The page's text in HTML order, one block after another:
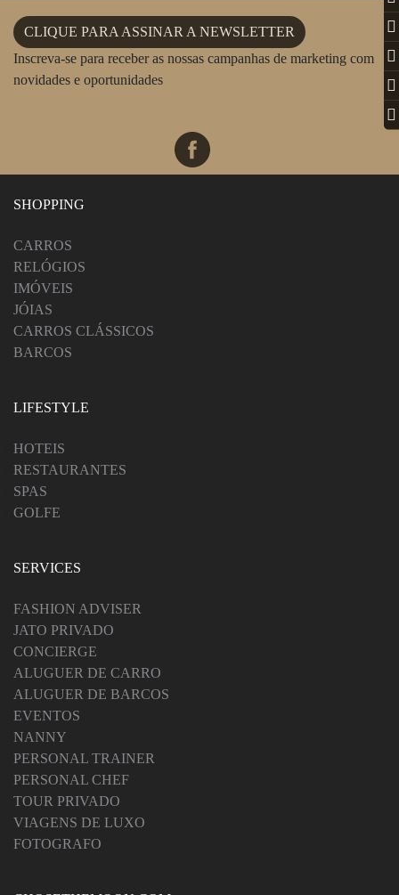
CLIQUE PARA ASSINAR A NEWSLETTER
Inscreva-se para receber as nossas campanhas de marketing com
novidades e oportunidades
SHOPPING
CARROS
RELÓGIOS
IMÓVEIS
JÓIAS
CARROS CLÁSSICOS
BARCOS
LIFESTYLE
HOTEIS
RESTAURANTES
SPAS
GOLFE
SERVICES
FASHION ADVISER
JATO PRIVADO
CONCIERGE
ALUGUER DE CARRO
ALUGUER DE BARCOS
EVENTOS
NANNY
PERSONAL TRAINER
PERSONAL CHEF
TOUR PRIVADO
VIAGENS DE LUXO
FOTOGRAFO